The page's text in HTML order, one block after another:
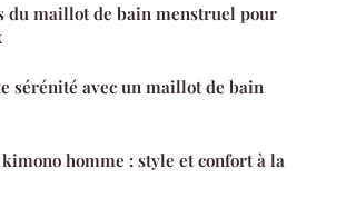
du maillot de bain menstruel pour
sérénité avec un maillot de bain
homme : style et confort à la